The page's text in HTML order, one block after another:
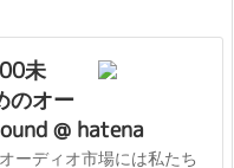
未
のオー
@ hatena
ーディオ市場には私たち